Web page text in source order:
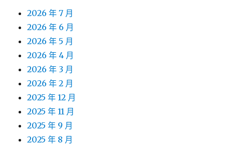
2026 年 7 月
2026 年 6 月
2026 年 5 月
2026 年 4 月
2026 年 3 月
2026 年 2 月
2025 年 12 月
2025 年 11 月
2025 年 9 月
2025 年 8 月